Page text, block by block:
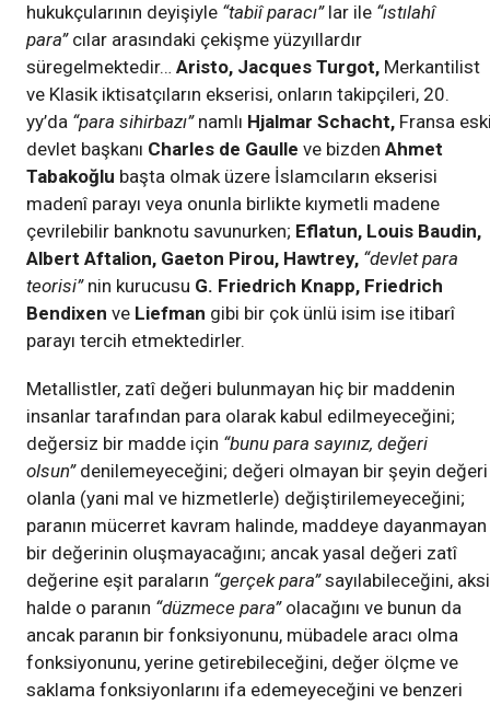
hukukçularının deyişiyle “tabiî paracı” lar ile “ıstılahî
para”cılar arasındaki çekişme yüzyıllardır
süregelmektedir… Aristo, Jacques Turgot, Merkantilist
ve Klasik iktisatçıların ekserisi, onların takipçileri, 20.
yy’da “para sihirbazı” namlı Hjalmar Schacht, Fransa
devlet başkanı Charles de Gaulle ve bizden Ahmet
Tabakoğlu başta olmak üzere İslamcıların ekserisi
madenî parayı veya onunla birlikte kıymetli madene
çevrilebilir banknotu savunurken; Eflatun, Louis Baudin,
Albert Aftalion, Gaeton Pirou, Hawtrey, “devlet para
teorisi”nin kurucusu G. Friedrich Knapp, Friedrich
Bendixen ve Liefman gibi bir çok ünlü isim ise itibarî
parayı tercih etmektedirler.
Metallistler, zatî değeri bulunmayan hiç bir maddenin
insanlar tarafından para olarak kabul edilmeyeceğini;
değersiz bir madde için “bunu para sayınız, değeri
olsun”denilemeyeceğini; değeri olmayan bir şeyin değeri
olanla (yani mal ve hizmetlerle) değiştirilemeyeceğini;
paranın mücerret kavram halinde, maddeye dayanmayan
bir değerinin oluşmayacağını; ancak yasal değeri zatî
değerine eşit paraların “gerçek para”sayılabileceğini, aksi
halde o paranın “düzmece para”olacağını ve bunun da
ancak paranın bir fonksiyonunu, mübadele aracı olma
fonksiyonunu, yerine getirebileceğini, değer ölçme ve
saklama fonksiyonlarını ifa edemeyeceğini ve benzeri